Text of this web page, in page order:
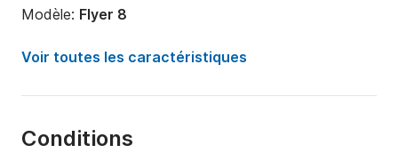
Modèle: Flyer 8
Puissance moteur:
350cv
Capacité à bord:
Voir toutes les caractéristiques
Conditions